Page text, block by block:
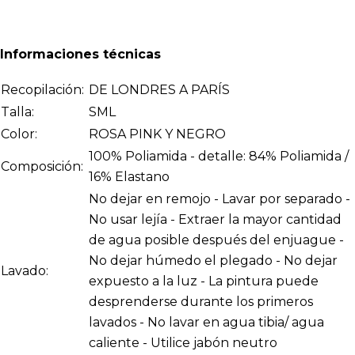
Informaciones técnicas
Recopilación: DE LONDRES A PARÍS
Talla:
SML
Color:
ROSA PINK Y NEGRO
Composición:
100% Poliamida - detalle: 84% Poliamida /
16% Elastano
Lavado:
No dejar en remojo - Lavar por separado -
No usar lejía - Extraer la mayor cantidad
de agua posible después del enjuague -
No dejar húmedo el plegado - No dejar
expuesto a la luz - La pintura puede
desprenderse durante los primeros
lavados - No lavar en agua tibia/ agua
caliente - Utilice jabón neutro